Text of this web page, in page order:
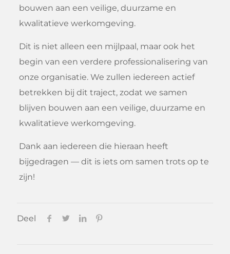
bouwen aan een veilige, duurzame en
kwalitatieve werkomgeving.
Dit is niet alleen een mijlpaal, maar ook het
begin van een verdere professionalisering van
onze organisatie. We zullen iedereen actief
betrekken bij dit traject, zodat we samen
blijven bouwen aan een veilige, duurzame en
kwalitatieve werkomgeving.
Dank aan iedereen die hieraan heeft
bijgedragen — dit is iets om samen trots op te
zijn!
Deel